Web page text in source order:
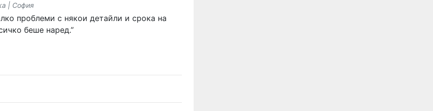
| София
проблеми с някои детайли и срока на
беше наред.”